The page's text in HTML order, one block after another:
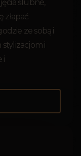
ślubne,
złapać
ze sobą i
i
i